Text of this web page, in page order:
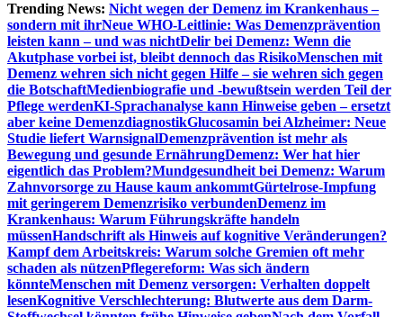
Trending News: Nicht wegen der Demenz im Krankenhaus –
sondern mit ihrNeue WHO-Leitlinie: Was Demenzprävention
leisten kann – und was nichtDelir bei Demenz: Wenn die
Akutphase vorbei ist, bleibt dennoch das RisikoMenschen mit
Demenz wehren sich nicht gegen Hilfe – sie wehren sich gegen
die BotschaftMedienbiografie und -bewußtsein werden Teil der
Pflege werdenKI-Sprachanalyse kann Hinweise geben – ersetzt
aber keine DemenzdiagnostikGlucosamin bei Alzheimer: Neue
Studie liefert WarnsignalDemenzprävention ist mehr als
Bewegung und gesunde ErnährungDemenz: Wer hat hier
eigentlich das Problem?Mundgesundheit bei Demenz: Warum
Zahnvorsorge zu Hause kaum ankommtGürtelrose-Impfung
mit geringerem Demenzrisiko verbundenDemenz im
Krankenhaus: Warum Führungskräfte handeln
müssenHandschrift als Hinweis auf kognitive Veränderungen?
Kampf dem Arbeitskreis: Warum solche Gremien oft mehr
schaden als nützenPflegereform: Was sich ändern
könnteMenschen mit Demenz versorgen: Verhalten doppelt
lesenKognitive Verschlechterung: Blutwerte aus dem Darm-